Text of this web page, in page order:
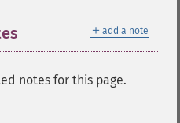
＋ add a note
notes for this page.